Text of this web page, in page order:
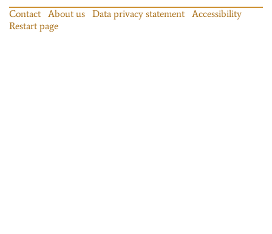
Contact About us Data privacy statement
Accessibility
Restart page